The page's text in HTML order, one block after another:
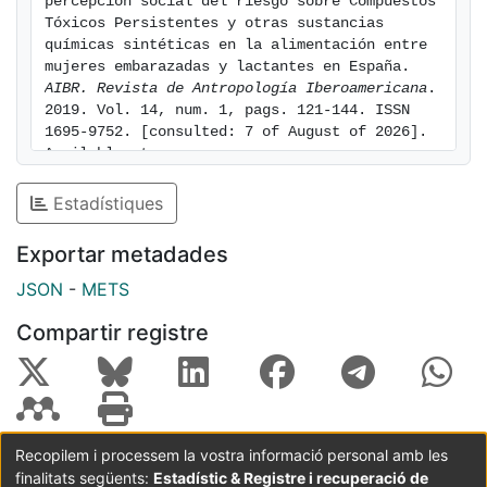
invisibilizados en la relación médico-paciente, y la
responsabilidad sobre la gestión de los mismos suele
recaer en las mujeres.
Tóxicos Persistentes y otras sustancias
químicas sintéticas en la alimentación entre
AIBR. Revista de Antropología Iberoamericana .
2019. Vol. 14, num. 1, pags. 121-144. ISSN
1695-9752. [consulted: 7 of August of 2026].
Available at:
Estadístiques
Exportar metadades
JSON - METS
Compartir registre
Coordinació:CRAI UB Avís legal Metadades
Recopilem i processem la vostra informació personal amb les
finalitats següents: Estadístic & Registre i recuperació de